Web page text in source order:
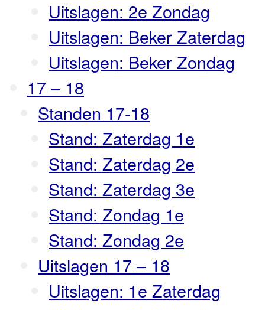
Uitslagen: 2e Zondag
Uitslagen: Beker Zaterdag
Uitslagen: Beker Zondag
17 – 18
Standen 17-18
Stand: Zaterdag 1e
Stand: Zaterdag 2e
Stand: Zaterdag 3e
Stand: Zondag 1e
Stand: Zondag 2e
Uitslagen 17 – 18
Uitslagen: 1e Zaterdag